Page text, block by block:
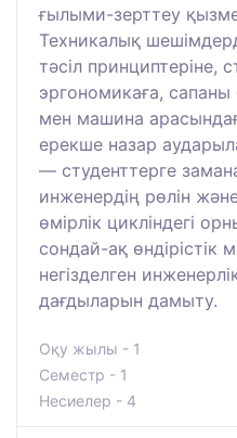
ғылыми-зерттеу
Техникалық
тәсіл принциптеріне,
эргономикаға,
мен машина
ерекше назар
— студенттерге
инженердің рөлін
өмірлік цикліндегі
сондай-ақ өндірістік
негізделген
дағдыларын дамыту.
Оқу жылы - 1
Семестр - 1
Несиелер - 4